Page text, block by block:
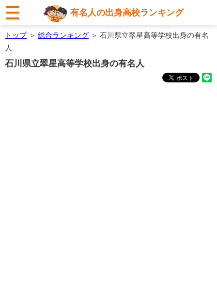
有名人の出身高校ランキング
トップ＞ 総合ランキング ＞ 石川県立翠星高等学校出身の有名
人
石川県立翠星高等学校出身の有名人